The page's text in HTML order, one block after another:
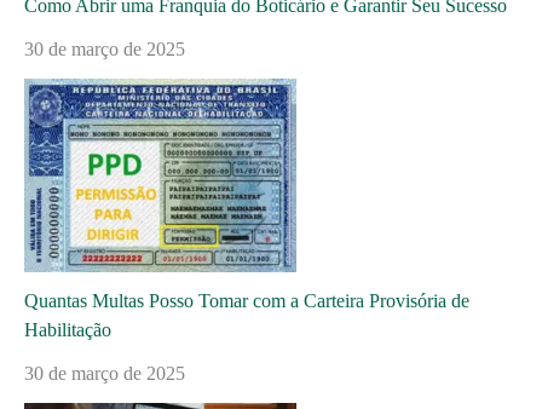
Como Abrir uma Franquia do Boticário e Garantir Seu Sucesso
30 de março de 2025
Quantas Multas Posso Tomar com a Carteira Provisória de
Habilitação
30 de março de 2025